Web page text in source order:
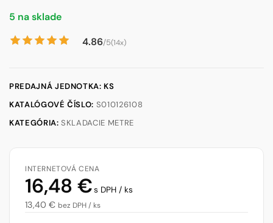
5 na sklade
4.86/5(14x)
PREDAJNÁ JEDNOTKA: KS
KATALÓGOVÉ ČÍSLO: S010126108
KATEGÓRIA:SKLADACIE METRE
INTERNETOVÁ CENA
16,48 €s DPH / ks
13,40 € bez DPH / ks